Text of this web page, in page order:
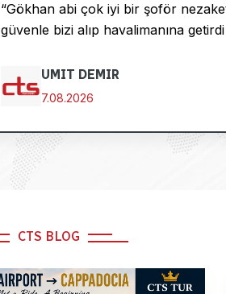
“Gökhan abi çok iyi bir şoför
güvenle bizi alıp havalimanına
UMIT DEMIR
7.08.2026
CTS BLOG